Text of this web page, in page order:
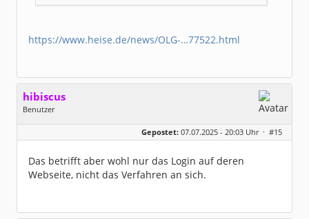
https://www.heise.de/news/OLG-…77522.html
hibiscus
Benutzer
Geschlecht:
keine Angabe
Homepage:
willuhn.de/
Dabei seit:
03 / 2005
Gepostet: 07.07.2025 - 20:03 Uhr · #15
Das betrifft aber wohl nur das Login auf deren
Webseite, nicht das Verfahren an sich.